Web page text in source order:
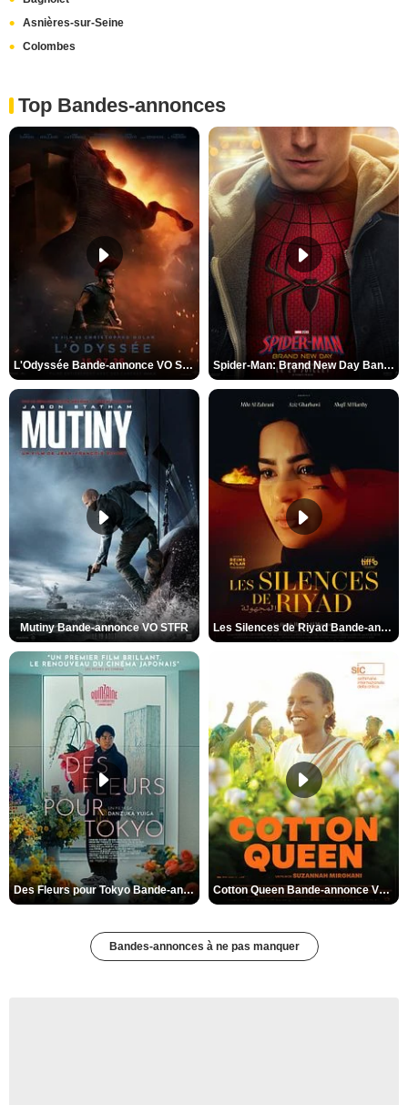
Asnières-sur-Seine
Colombes
Top Bandes-annonces
L'Odyssée Bande-annonce VO STFR Spider-Man: Brand New Day Bande-annonce VO STFR
Mutiny Bande-annonce VO STFR Les Silences de Riyad Bande-annonce VO STFR
Des Fleurs pour Tokyo Bande-annonce VO STFR Cotton Queen Bande-annonce VO STFR
Bandes-annonces à ne pas manquer